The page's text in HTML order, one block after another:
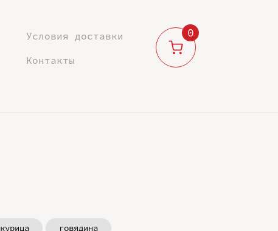
Условия доставки
Контакты
0
курица говядина